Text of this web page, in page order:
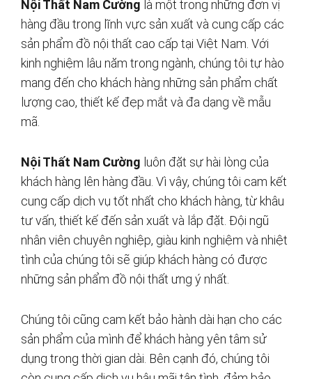
Nội Thất Nam Cường là một trong những đơn vị
hàng đầu trong lĩnh vực sản xuất và cung cấp các
sản phẩm đồ nội thất cao cấp tại Việt Nam. Với
kinh nghiệm lâu năm trong ngành, chúng tôi tự hào
mang đến cho khách hàng những sản phẩm chất
lượng cao, thiết kế đẹp mắt và đa dạng về mẫu
mã.
Nội Thất Nam Cường luôn đặt sự hài lòng của
khách hàng lên hàng đầu. Vì vậy, chúng tôi cam kết
cung cấp dịch vụ tốt nhất cho khách hàng, từ khâu
tư vấn, thiết kế đến sản xuất và lắp đặt. Đội ngũ
nhân viên chuyên nghiệp, giàu kinh nghiệm và nhiệt
tình của chúng tôi sẽ giúp khách hàng có được
những sản phẩm đồ nội thất ưng ý nhất.
Chúng tôi cũng cam kết bảo hành dài hạn cho các
sản phẩm của mình để khách hàng yên tâm sử
dụng trong thời gian dài. Bên cạnh đó, chúng tôi